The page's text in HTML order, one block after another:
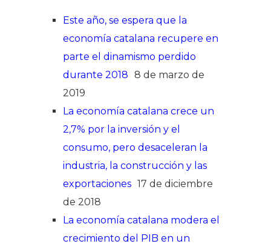
Este año, se espera que la
economía catalana recupere en
parte el dinamismo perdido
durante 2018 8 de marzo de
2019
La economía catalana crece un
2,7% por la inversión y el
consumo, pero desaceleran la
industria, la construcción y las
exportaciones 17 de diciembre
de 2018
La economía catalana modera el
crecimiento del PIB en un